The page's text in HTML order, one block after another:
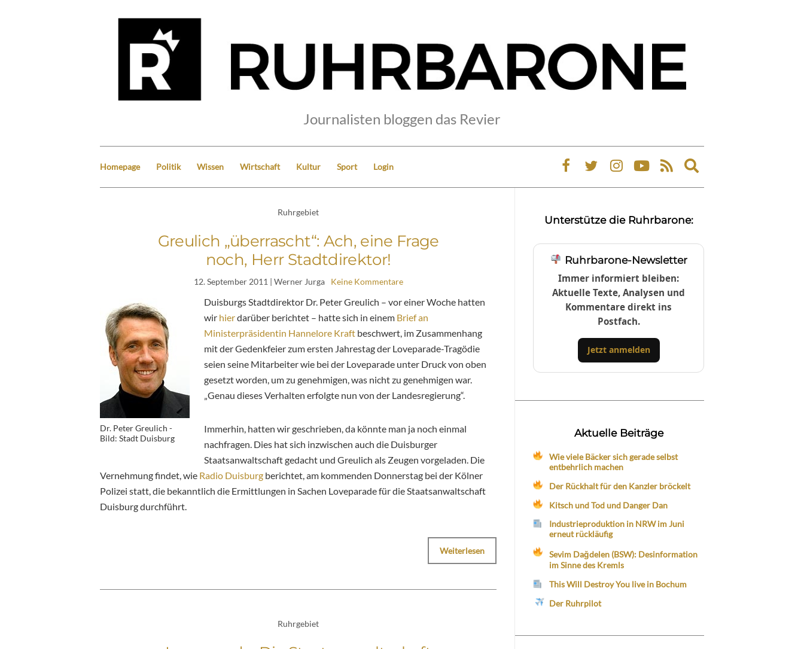
Journalisten bloggen das Revier
Homepage Politik Wissen Wirtschaft Kultur Sport Login
Expand
search
Ruhrgebiet
Greulich „überrascht“: Ach, eine Frage
noch, Herr Stadtdirektor!
12. September 2011 | Werner Jurga Keine Kommentare
Dr. Peter Greulich -
Bild: Stadt Duisburg
Duisburgs Stadtdirektor Dr. Peter Greulich – vor einer Woche hatten
wir hierdarüber berichtet – hatte sich in einem Brief an
Ministerpräsidentin Hannelore Kraft beschwert, im Zusammenhang
mit der Gedenkfeier zum ersten Jahrestag der Loveparade-Tragödie
seien seine Mitarbeiter wie bei der Loveparade unter Druck von oben
gesetzt worden, um zu genehmigen, was nicht zu genehmigen war.
„Genau dieses Verhalten erfolgte nun von der Landesregierung“.
Immerhin, hatten wir geschrieben, da könnte man ja noch einmal
nachfragen. Dies hat sich inzwischen auch die Duisburger
Staatsanwaltschaft gedacht und Greulich als Zeugen vorgeladen. Die
Vernehmung findet, wie Radio Duisburg berichtet, am kommenden Donnerstag bei der Kölner
Polizei statt, die bekanntlich die Ermittlungen in Sachen Loveparade für die Staatsanwaltschaft
Duisburg durchführt.
Weiterlesen
Ruhrgebiet
Unterstütze die Ruhrbarone:
Ruhrbarone-Newsletter
Immer informiert bleiben:
Aktuelle Texte, Analysen und
Kommentare direkt ins
Postfach.
Jetzt anmelden
Aktuelle Beiträge
Wie viele Bäcker sich gerade selbst
entbehrlich machen
Der Rückhalt für den Kanzler bröckelt
Kitsch und Tod und Danger Dan
Industrieproduktion in NRW im Juni
erneut rückläufig
Sevim Dağdelen (BSW): Desinformation
im Sinne des Kremls
This Will Destroy You live in Bochum
Der Ruhrpilot